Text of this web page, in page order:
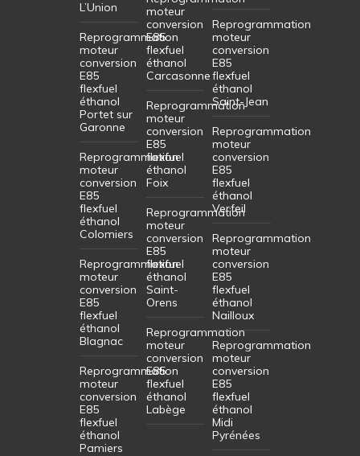
L’Union
Reprogrammation
moteur
conversion
E85
flexfuel
éthanol
Portet sur
Garonne
Reprogrammation
moteur
conversion
E85
flexfuel
éthanol
Colomiers
Reprogrammation
moteur
conversion
E85
flexfuel
éthanol
Blagnac
Reprogrammation
moteur
conversion
E85
flexfuel
éthanol
Pamiers
moteur
conversion
E85
flexfuel
éthanol
Carcasonne
Reprogrammation
moteur
conversion
E85
flexfuel
éthanol
Foix
Reprogrammation
moteur
conversion
E85
flexfuel
éthanol
Saint-
Orens
Reprogrammation
moteur
conversion
E85
flexfuel
éthanol
Labège
Reprogrammation
moteur
conversion
E85
flexfuel
éthanol
Saint-Jean
Reprogrammation
moteur
conversion
E85
flexfuel
éthanol
Verfeil
Reprogrammation
moteur
conversion
E85
flexfuel
éthanol
Nailloux
Reprogrammation
moteur
conversion
E85
flexfuel
éthanol
Midi
Pyrénées